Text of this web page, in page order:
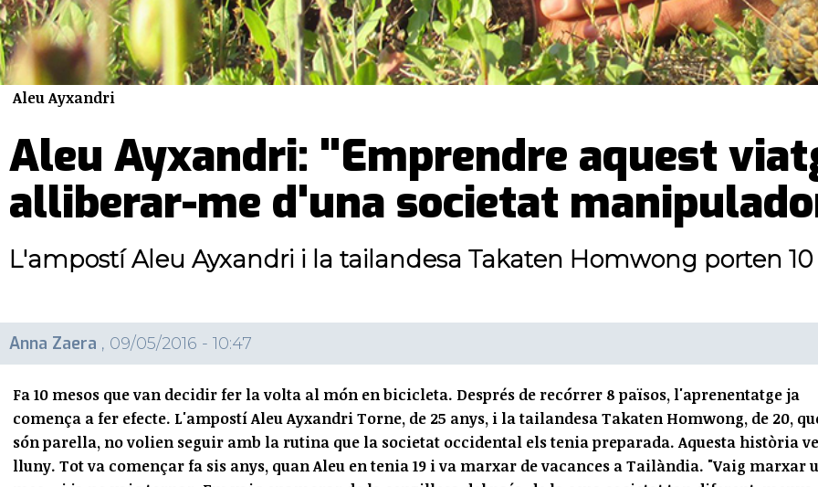
Aleu Ayxandri
Aleu Ayxandri: "Emprendre aquest
alliberar-me d'una societat
L'ampostí Aleu Ayxandri i la tailandesa Takaten Homwong porten
Anna Zaera , 09/05/2016 - 10:47
Fa 10 mesos que van decidir fer la volta al món en bicicleta. Després de recórrer 8 països, l'aprenentatge ja
comença a fer efecte. L'ampostí Aleu Ayxandri Torne, de 25 anys, i la tailandesa Takaten Homwong, de 20,
són parella, no volien seguir amb la rutina que la societat occidental els tenia preparada. Aquesta història
lluny. Tot va començar fa sis anys, quan Aleu en tenia 19 i va marxar de vacances a Tailàndia. "Vaig marxar